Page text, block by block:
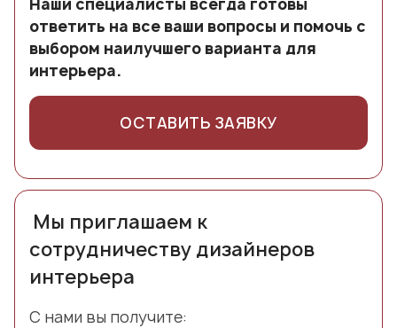
ответить на все ваши вопросы и помочь с
выбором наилучшего варианта для
интерьера.
ОСТАВИТЬ ЗАЯВКУ
Мы приглашаем к
сотрудничеству дизайнеров
интерьера
С нами вы получите: